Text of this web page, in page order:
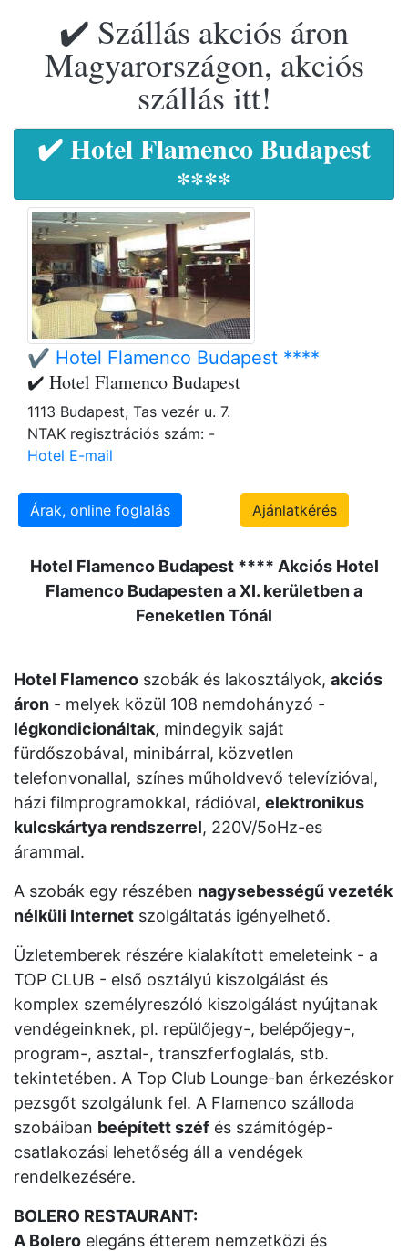
✔️ Szállás akciós áron
Magyarországon, akciós
szállás itt!
✔️ Hotel Flamenco Budapest
****
✔️ Hotel Flamenco Budapest ****
✔️ Hotel Flamenco Budapest
1113 Budapest, Tas vezér u. 7.
NTAK regisztrációs szám: -
Hotel E-mail
Árak, online foglalás Ajánlatkérés
Hotel Flamenco Budapest **** Akciós Hotel
Flamenco Budapesten a XI. kerületben a
Feneketlen Tónál
Hotel Flamenco szobák és lakosztályok, akciós
áron - melyek közül 108 nemdohányzó -
légkondicionáltak, mindegyik saját
fürdőszobával, minibárral, közvetlen
telefonvonallal, színes műholdvevő televízióval,
házi filmprogramokkal, rádióval, elektronikus
kulcskártya rendszerrel, 220V/5oHz-es
árammal.
A szobák egy részében nagysebességű vezeték
nélküli Internet szolgáltatás igényelhető.
Üzletemberek részére kialakított emeleteink - a
TOP CLUB - első osztályú kiszolgálást és
komplex személyreszóló kiszolgálást nyújtanak
vendégeinknek, pl. repülőjegy-, belépőjegy-,
program-, asztal-, transzferfoglalás, stb.
tekintetében. A Top Club Lounge-ban érkezéskor
pezsgőt szolgálunk fel. A Flamenco szálloda
szobáiban beépített széf és számítógép-
csatlakozási lehetőség áll a vendégek
rendelkezésére.
BOLERO RESTAURANT:
A Bolero elegáns étterem nemzetközi és